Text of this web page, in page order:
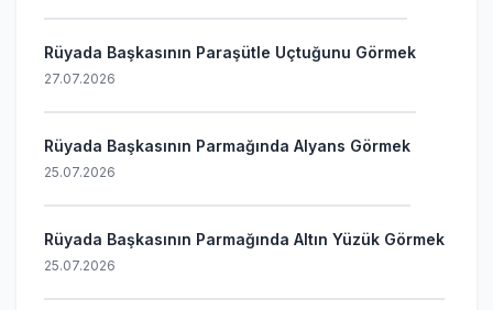
Rüyada Başkasının Paraşütle Uçtuğunu Görmek
27.07.2026
Rüyada Başkasının Parmağında Alyans Görmek
25.07.2026
Rüyada Başkasının Parmağında Altın Yüzük Görmek
25.07.2026